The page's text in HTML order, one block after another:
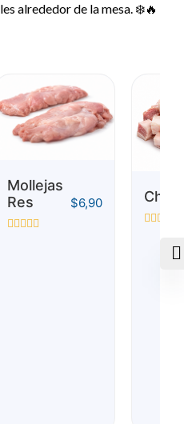
alrededor de la mesa. ❄️🔥
Mollejas
Res
$6,90